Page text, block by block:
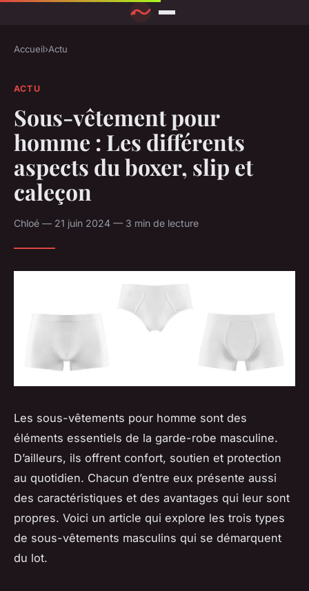
Accueil›Actu
ACTU
Sous-vêtement pour
homme : Les différents
aspects du boxer, slip et
caleçon
Chloé — 21 juin 2024 — 3 min de lecture
Les sous-vêtements pour homme sont des
éléments essentiels de la garde-robe masculine.
D’ailleurs, ils offrent confort, soutien et protection
au quotidien. Chacun d’entre eux présente aussi
des caractéristiques et des avantages qui leur sont
propres. Voici un article qui explore les trois types
de sous-vêtements masculins qui se démarquent
du lot.